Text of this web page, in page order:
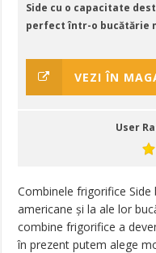
Side cu o capacitate
perfect într-o bucătărie
VEZI ÎN
User
Combinele frigorifice Side
americane și la ale lor
combine frigorifice a
în prezent putem alege